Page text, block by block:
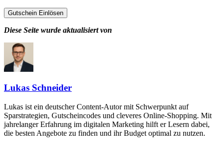
Gutschein Einlösen
Diese Seite wurde aktualisiert von
Lukas Schneider
Lukas ist ein deutscher Content-Autor mit Schwerpunkt auf
Sparstrategien, Gutscheincodes und cleveres Online-Shopping. Mit
jahrelanger Erfahrung im digitalen Marketing hilft er Lesern dabei,
die besten Angebote zu finden und ihr Budget optimal zu nutzen.